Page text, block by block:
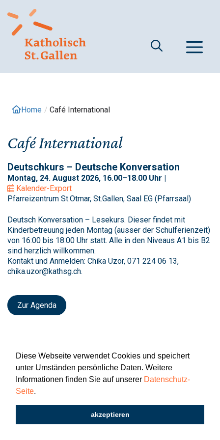
Diese Webseite verwendet Cookies und speichert
unter Umständen persönliche Daten. Weitere
Informationen finden Sie auf unserer Datenschutz-
Seite.
akzeptieren
zum
Inhalt
Home / Café International
Café International
Deutschkurs – Deutsche Konversation
Montag, 24. August 2026, 16.00–18.00 Uhr |
Kalender-Export
Pfarreizentrum St.Otmar, St.Gallen, Saal EG (Pfarrsaal)
Deutsch Konversation – Lesekurs. Dieser findet mit
Kinderbetreuung jeden Montag (ausser der Schulferienzeit)
von 16:00 bis 18:00 Uhr statt. Alle in den Niveaus A1 bis B2
sind herzlich willkommen.
Kontakt und Anmelden: Chika Uzor, 071 224 06 13,
chika.uzor@kathsg.ch.
Zur Agenda
Newsletter Impressum
Datenschutz
2026 © Katholisch St. Gallen